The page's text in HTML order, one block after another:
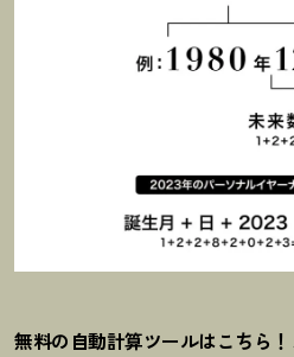
無料の自動計算ツールはこちら ！